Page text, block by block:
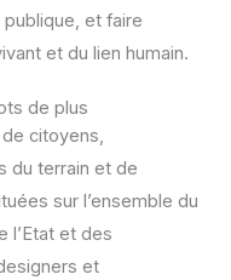
publique, et faire
et du lien humain.
de plus
de citoyens,
du terrain et de
sur l’ensemble du
l’Etat et des
et